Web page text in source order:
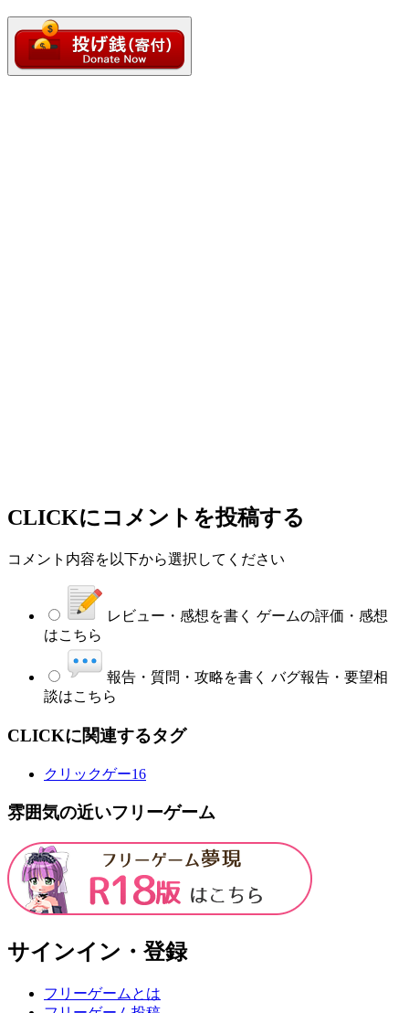
CLICKにコメントを投稿する
コメント内容を以下から選択してください
レビュー・感想を書く ゲームの評価・感想
はこちら
報告・質問・攻略を書く バグ報告・要望相
談はこちら
CLICKに関連するタグ
クリックゲー16
雰囲気の近いフリーゲーム
サインイン・登録
フリーゲームとは